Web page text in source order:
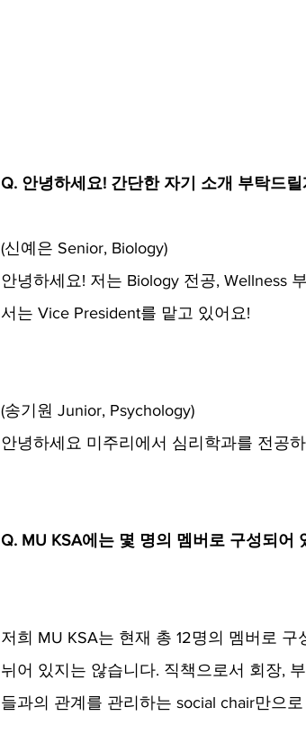
Q. 안녕하세요! 간단한 자기 소개 부탁드릴
(신예은 Senior, Biology)
안녕하세요! 저는 Biology 전공, Wellness
서는 Vice President를 맡고 있어요!
(송기원 Junior, Psychology)
안녕하세요 미주리에서 심리학과를 전공
Q. MU KSA에는 몇 명의 멤버로 구성되
저희 MU KSA는 현재 총 12명의 멤버로
뉘어 있지는 않습니다. 직책으로서 회장,
들과의 관계를 관리하는 social chair만으